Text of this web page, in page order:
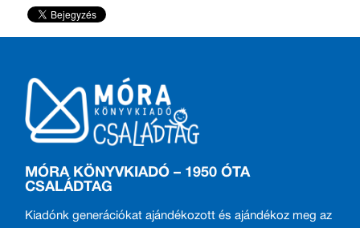
MÓRA KÖNYVKIADÓ – 1950 ÓTA
CSALÁDTAG
Kiadónk generációkat ajándékozott és ajándékoz meg az